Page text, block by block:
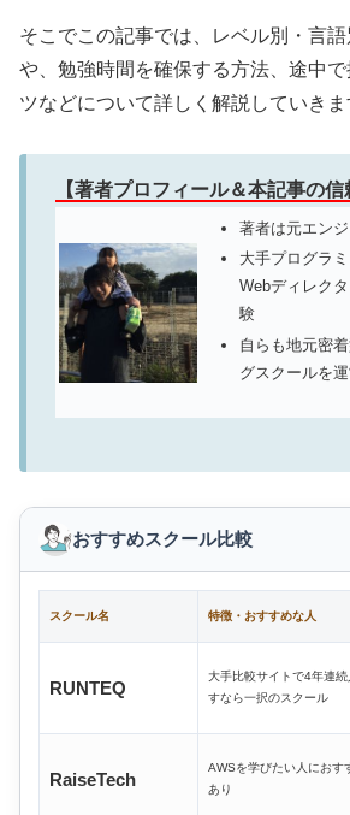
そこでこの記事では、レベル別・言
や、勉強時間を確保する方法、途中
ツなどについて詳しく解説していきま
【著者プロフィール＆本記事の信
著者は元エン
大手プログラ
Webディレク
験
自らも地元密
グスクールを
おすすめスクール比較
スクール名 特徴・おすすめな人
RUNTEQ
大手比較サイトで4年連続
すなら一択のスクール
RaiseTech
AWSを学びたい人におす
あり